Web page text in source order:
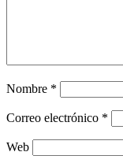
Nombre *
Correo electrónico *
Web